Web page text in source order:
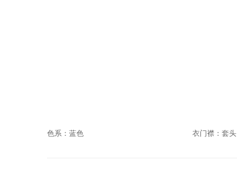
色系：蓝色 衣门襟：套头